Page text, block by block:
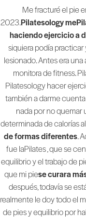
Me fracturé el pie
2023.Pilatesology
haciendo ejercicio a
siquiera podía
lesionado. Antes era
monitora de fitness.
Pilatesology hacer
también a darme
nada por no quemar
determinada de calorías
de formas diferentes.
fue laPilates , que se
equilibrio y el trabajo de
que mi piese curara
después, todavía se
realmente le doy todo el
de pies y equilibrio por